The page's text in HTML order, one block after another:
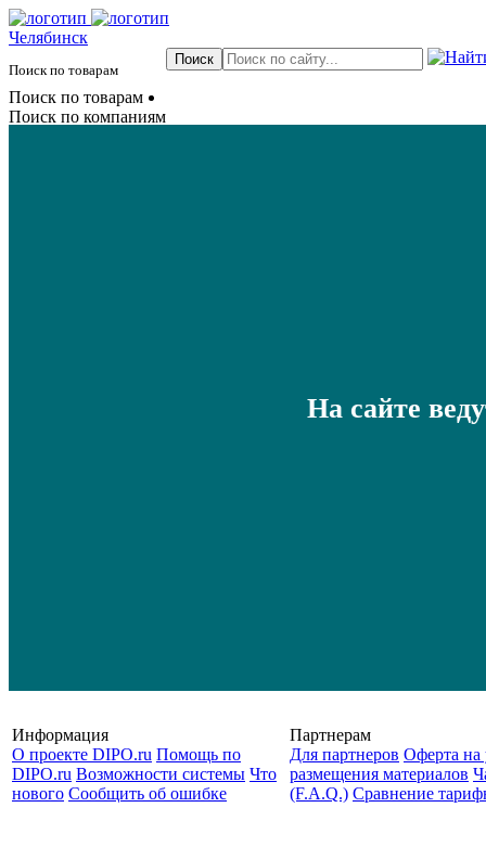
Челябинск
Поиск по товарам
Поиск по товарам
Поиск по компаниям
На сайте
Информация
О проекте DIPO.ru Помощь по
DIPO.ru Возможности системы Что
нового Сообщить об ошибке
Партнерам
Для партнеров Оферта на
размещения материалов
(F.A.Q.) Cравнение